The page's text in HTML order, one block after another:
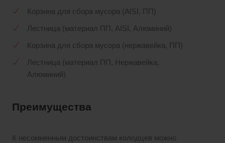
Корзина для сбора мусора (AISI, ПП)
Лестница (материал ПП, AISI, Алюминий)
Корзина для сбора мусора (нержавейка, ПП)
Лестница (материал ПП, Нержавейка,
Алюминий)
Преимущества
К несомненным достоинствам колодцев можно